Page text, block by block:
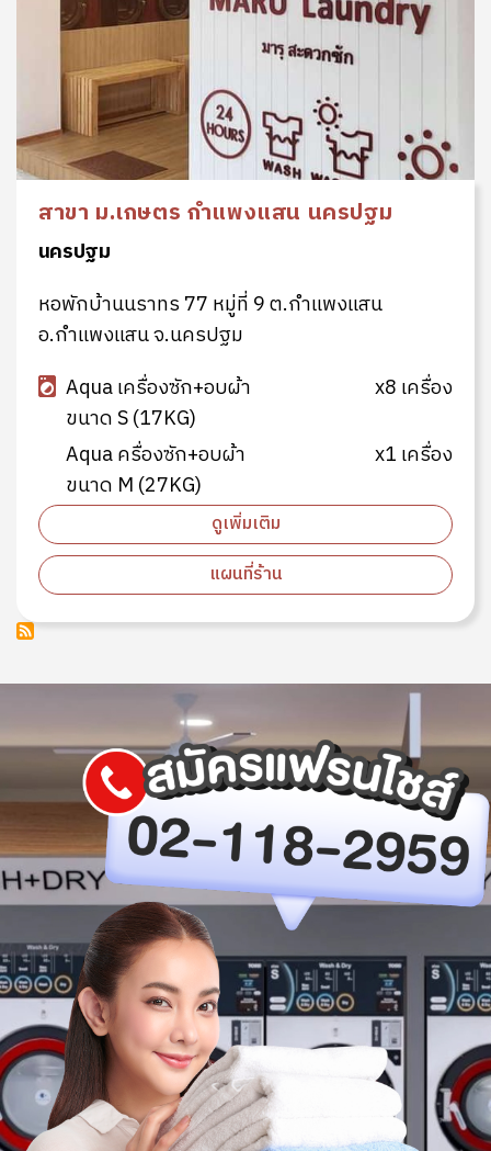
สาขา ม.เกษตร กำแพงแสน นครปฐม
นครปฐม
หอพักบ้านนราทร 77 หมู่ที่ 9 ต.กำแพงแสน
อ.กำแพงแสน จ.นครปฐม
Aqua เครื่องซัก+อบผ้า
ขนาด S (17KG)
x8 เครื่อง
Aqua ครื่องซัก+อบผ้า
ขนาด M (27KG)
x1 เครื่อง
ดูเพิ่มเติม
แผนที่ร้าน
Image